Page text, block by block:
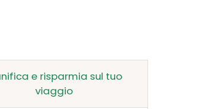
e risparmia sul tuo
viaggio